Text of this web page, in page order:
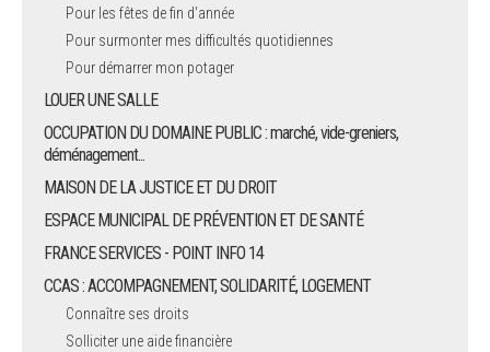
Pour les fêtes de fin d'année
Pour surmonter mes difficultés quotidiennes
Pour démarrer mon potager
LOUER UNE SALLE
OCCUPATION DU DOMAINE PUBLIC : marché, vide-greniers,
déménagement...
MAISON DE LA JUSTICE ET DU DROIT
ESPACE MUNICIPAL DE PRÉVENTION ET DE SANTÉ
FRANCE SERVICES - POINT INFO 14
CCAS : ACCOMPAGNEMENT, SOLIDARITÉ, LOGEMENT
Connaître ses droits
Solliciter une aide financière